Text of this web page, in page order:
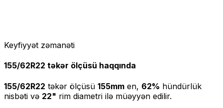
Keyfiyyət zəmanəti
155/62R22 təkər ölçüsü haqqında
155/62R22 təkər ölçüsü 155mm en, 62% hündürlük
nisbəti və 22" rim diametri ilə müəyyən edilir.